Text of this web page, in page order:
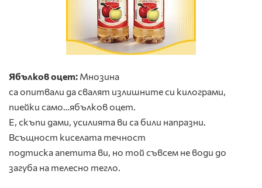
Ябълков оцет: Мнозина
са опитвали да свалят излишните си килограми,
пиейки само…ябълков оцет.
Е, скъпи дами, усилията ви са били напразни.
Всъщност киселата течност
подтиска апетита ви, но той съвсем не води до
загуба на телесно тегло.